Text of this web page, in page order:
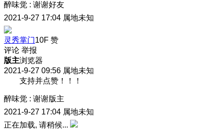
醉味觉 : 谢谢好友
2021-9-27 17:04 属地未知
灵秀掌门10F 赞
评论 举报
版主浏览器
2021-9-27 09:56 属地未知
支持并点赞！！！
醉味觉 : 谢谢版主
2021-9-27 17:04 属地未知
正在加载, 请稍候...